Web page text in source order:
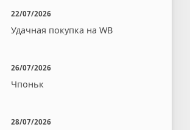
22/07/2026
Удачная покупка на WB
26/07/2026
Чпоньк⁠⁠
28/07/2026